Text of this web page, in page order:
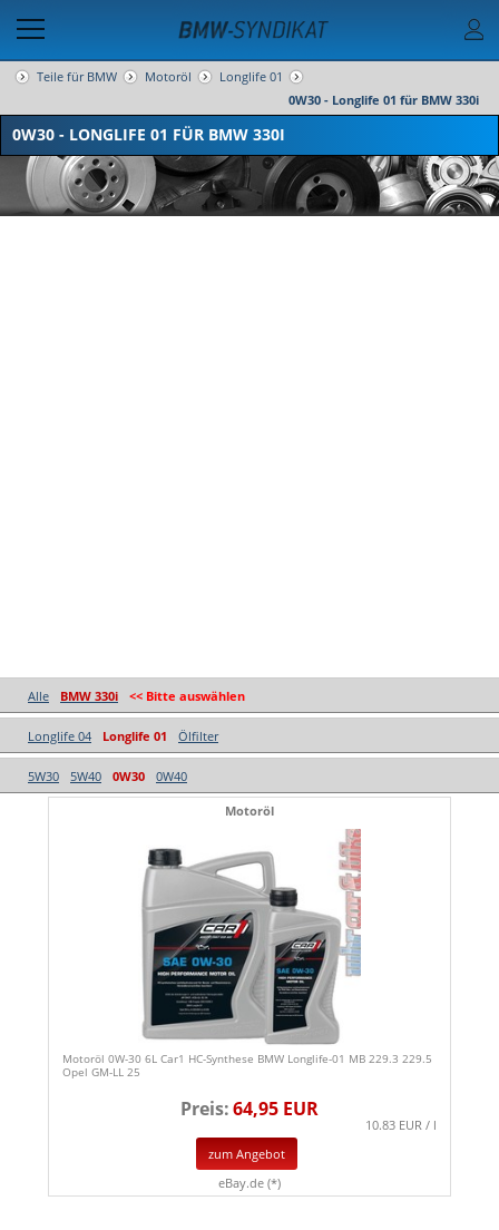
Teile für BMW Motoröl
Longlife 01
0W30 - Longlife 01 für BMW 330i
0W30 - LONGLIFE 01 FÜR BMW 330I
Alle BMW 330i << Bitte auswählen
Longlife 04 Longlife 01 Ölfilter
5W30 5W40 0W30 0W40
Motoröl
Motoröl 0W-30 6L Car1 HC-Synthese BMW Longlife-01 MB 229.3 229.5
Opel GM-LL 25
Preis:64,95 EUR
10.83 EUR / l
zum Angebot
eBay.de (*)